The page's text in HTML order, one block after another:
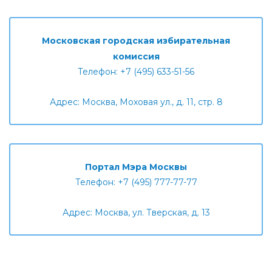
Московская городская избирательная
комиссия
Телефон: +7 (495) 633-51-56
Адрес: Москва, Моховая ул., д. 11, стр. 8
Портал Мэра Москвы
Телефон: +7 (495) 777-77-77
Адрес: Москва, ул. Тверская, д. 13